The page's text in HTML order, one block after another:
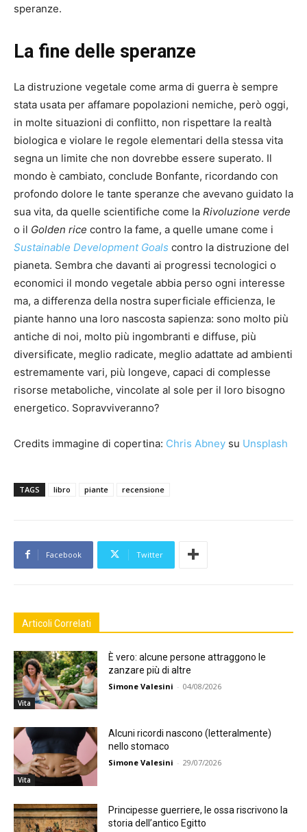
speranze.
La fine delle speranze
La distruzione vegetale come arma di guerra è sempre
stata usata per affamare popolazioni nemiche, però oggi,
in molte situazioni di conflitto, non rispettare la realtà
biologica e violare le regole elementari della stessa vita
segna un limite che non dovrebbe essere superato. Il
mondo è cambiato, conclude Bonfante, ricordando con
profondo dolore le tante speranze che avevano guidato la
sua vita, da quelle scientifiche come la Rivoluzione verde
o il Golden rice contro la fame, a quelle umane come i
Sustainable Development Goals contro la distruzione del
pianeta. Sembra che davanti ai progressi tecnologici o
economici il mondo vegetale abbia perso ogni interesse
ma, a differenza della nostra superficiale efficienza, le
piante hanno una loro nascosta sapienza: sono molto più
antiche di noi, molto più ingombranti e diffuse, più
diversificate, meglio radicate, meglio adattate ad ambienti
estremamente vari, più longeve, capaci di complesse
risorse metaboliche, vincolate al sole per il loro bisogno
energetico. Sopravviveranno?
Credits immagine di copertina: Chris Abney su Unsplash
TAGS libro piante recensione
Facebook Twitter
Articoli Correlati
Vita
È vero: alcune persone attraggono le
zanzare più di altre
Simone Valesini - 04/08/2026
Vita
Alcuni ricordi nascono (letteralmente)
nello stomaco
Simone Valesini - 29/07/2026
Principesse guerriere, le ossa riscrivono la
storia dell’antico Egitto